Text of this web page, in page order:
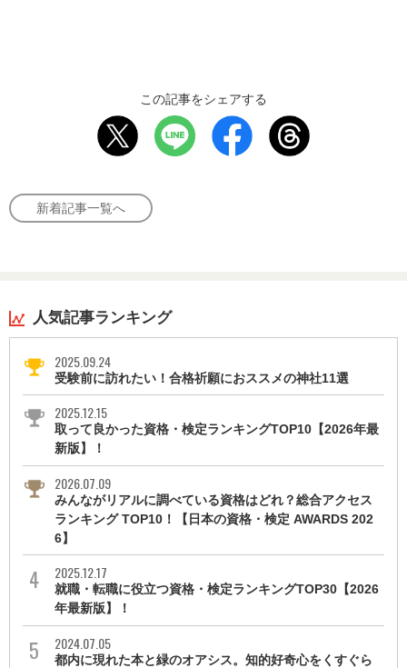
この記事をシェアする
新着記事一覧へ
人気記事ランキング
2025.09.24
受験前に訪れたい！合格祈願におススメの神社11選
2025.12.15
取って良かった資格・検定ランキングTOP10【2026年最
新版】！
2026.07.09
みんながリアルに調べている資格はどれ？総合アクセス
ランキング TOP10！【日本の資格・検定 AWARDS 202
6】
2025.12.17
就職・転職に役立つ資格・検定ランキングTOP30【2026
年最新版】！
2024.07.05
都内に現れた本と緑のオアシス。知的好奇心をくすぐら